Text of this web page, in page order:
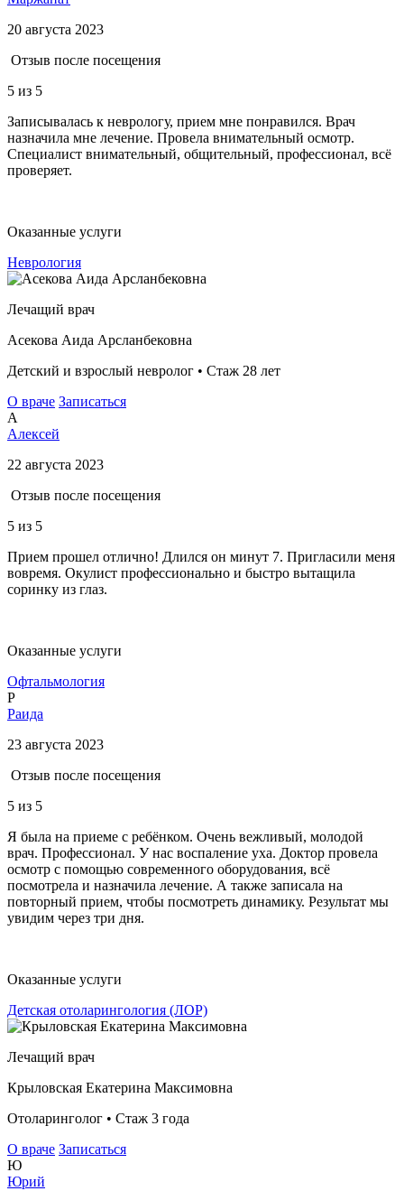
20 августа 2023
Отзыв после посещения
5 из 5
Записывалась к неврологу, прием мне понравился. Врач
назначила мне лечение. Провела внимательный осмотр.
Специалист внимательный, общительный, профессионал, всё
проверяет.
Оказанные услуги
Неврология
Лечащий врач
Асекова Аида Арсланбековна
Детский и взрослый невролог • Стаж 28 лет
О враче Записаться
А
Алексей
22 августа 2023
Отзыв после посещения
5 из 5
Прием прошел отлично! Длился он минут 7. Пригласили меня
вовремя. Окулист профессионально и быстро вытащила
соринку из глаз.
Оказанные услуги
Офтальмология
Р
Раида
23 августа 2023
Отзыв после посещения
5 из 5
Я была на приеме с ребёнком. Очень вежливый, молодой
врач. Профессионал. У нас воспаление уха. Доктор провела
осмотр с помощью современного оборудования, всё
посмотрела и назначила лечение. А также записала на
повторный прием, чтобы посмотреть динамику. Результат мы
увидим через три дня.
Оказанные услуги
Детская отоларингология (ЛОР)
Лечащий врач
Крыловская Екатерина Максимовна
Отоларинголог • Стаж 3 года
О враче Записаться
Ю
Юрий